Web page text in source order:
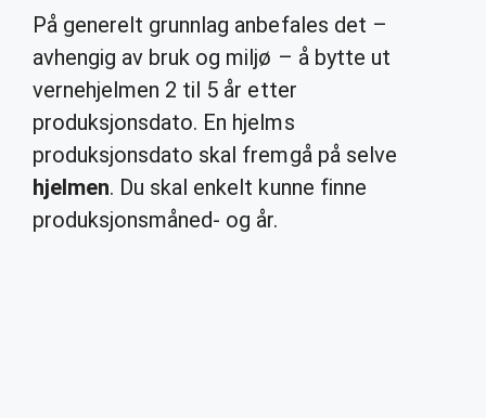
På generelt grunnlag anbefales det –
avhengig av bruk og miljø – å bytte ut
vernehjelmen 2 til 5 år etter
produksjonsdato. En hjelms
produksjonsdato skal fremgå på selve
hjelmen. Du skal enkelt kunne finne
produksjonsmåned- og år.